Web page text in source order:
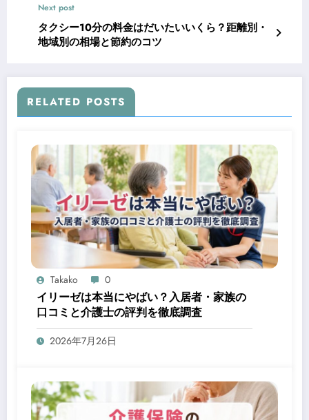
Next post
タクシー10分の料金はだいたいいくら？距離別・
地域別の相場と節約のコツ
RELATED POSTS
Takako 0
イリーゼは本当にやばい？入居者・家族の
口コミと介護士の評判を徹底調査
2026年7月26日